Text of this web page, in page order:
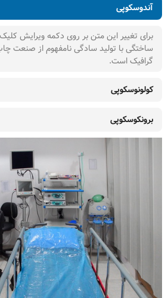
آندوسکوپی
برای تغییر این متن بر روی دکمه ویرایش
ساختگی با تولید سادگی نامفهوم از صنعت
گرافیک است.
کولونوسکوپی
برونکوسکوپی